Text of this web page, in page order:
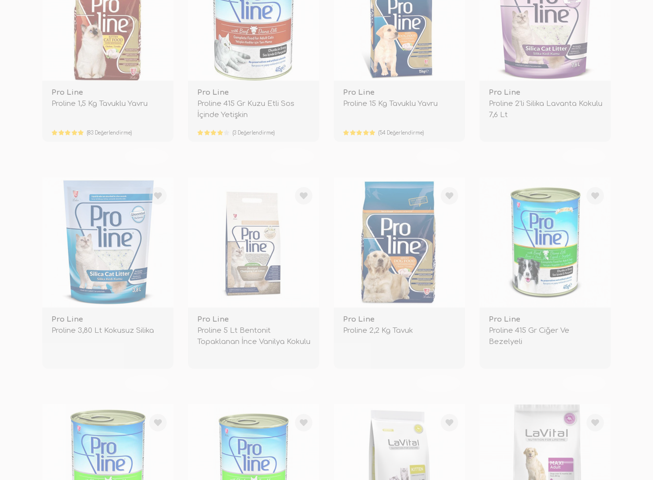
Pro Line
Proline 1,5 Kg Tavuklu Yavru
(83 Değerlendirme)
Pro Line
Proline 415 Gr Kuzu Etli Sos
İçinde Yetişkin
(3 Değerlendirme)
Pro Line
Proline 15 Kg Tavuklu Yavru
(54 Değerlendirme)
Pro Line
Proline 2'li Silika Lavanta Kokulu
7,6 Lt
Pro Line
Proline 3,80 Lt Kokusuz Silika
Pro Line
Proline 5 Lt Bentonit
Topaklanan İnce Vanilya Kokulu
Pro Line
Proline 2,2 Kg Tavuk
Pro Line
Proline 415 Gr Ciğer Ve
Bezelyeli